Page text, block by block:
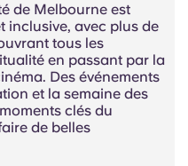
de Melbourne est
inclusive, avec plus de
tous les
en passant par la
Des événements
et la semaine des
clés du
de belles